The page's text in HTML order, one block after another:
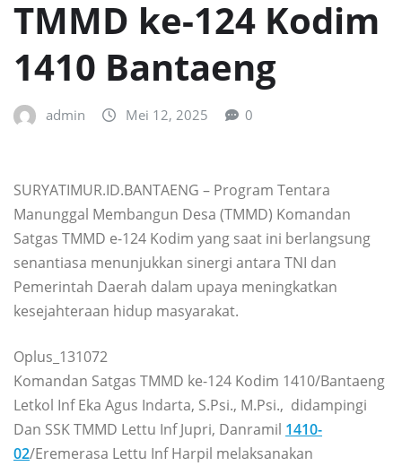
TMMD ke-124 Kodim
1410 Bantaeng
admin Mei 12, 2025 0
SURYATIMUR.ID.BANTAENG – Program Tentara
Manunggal Membangun Desa (TMMD) Komandan
Satgas TMMD e-124 Kodim yang saat ini berlangsung
senantiasa menunjukkan sinergi antara TNI dan
Pemerintah Daerah dalam upaya meningkatkan
kesejahteraan hidup masyarakat.
Oplus_131072
Komandan Satgas TMMD ke-124 Kodim 1410/Bantaeng
Letkol Inf Eka Agus Indarta, S.Psi., M.Psi., didampingi
Dan SSK TMMD Lettu Inf Jupri, Danramil 1410-
02/Eremerasa Lettu Inf Harpil melaksanakan